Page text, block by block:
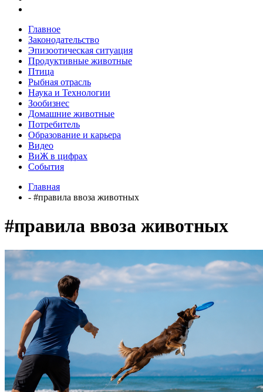
Главное
Законодательство
Эпизоотическая ситуация
Продуктивные животные
Птица
Рыбная отрасль
Наука и Технологии
Зообизнес
Домашние животные
Потребитель
Образование и карьера
Видео
ВиЖ в цифрах
События
Главная
- #правила ввоза животных
#правила ввоза животных